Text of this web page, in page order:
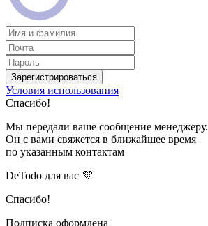
Зарегистрироваться
Условия использования
Спасибо!
Мы передали ваше сообщение менеджеру.
Он с вами свяжется в ближайшее время
по указанным контактам
DeTodo для вас 💜
Спасибо!
Подписка оформлена